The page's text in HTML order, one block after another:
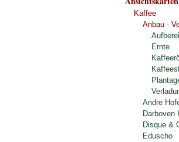
Kaffee
Anbau -
Ernte
Andre
Darboven
Disque &
Eduscho